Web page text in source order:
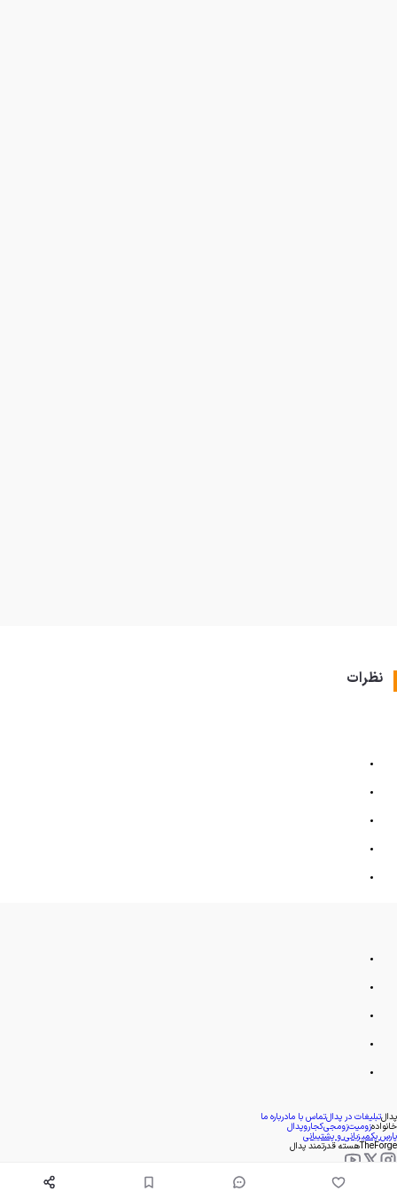
نظرات
پدالتبلیغات در پدالتماس با مادرباره ما
خانوادهزومیتزومجیکجاروپدال
پارس پکمیزبانی و پشتیبانی
TheForgeهسته قدرتمند پدال
- 1393 . کپی بخش یا کل هر کدام از مطالب پدال تنها با کسب مجوز مکتوب امکان پذیر است.